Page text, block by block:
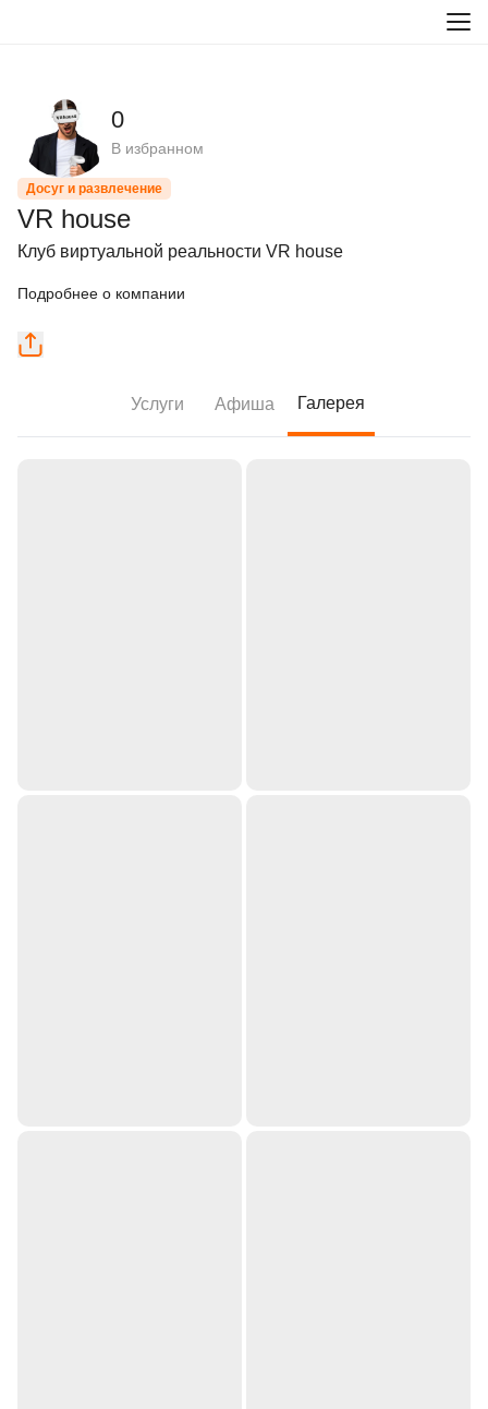
0
В избранном
Досуг и развлечение
VR house
Клуб виртуальной реальности VR house
Подробнее о компании
Услуги Афиша Галерея